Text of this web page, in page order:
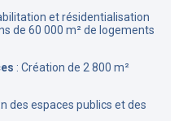
et résidentialisation
de 60 000 m² de logements
: Création de 2 800 m²
des espaces publics et des